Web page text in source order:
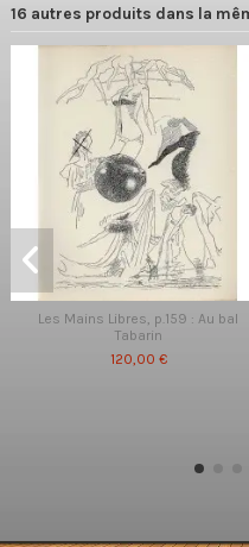
16 autres produits dans la
Les Mains Libres, p.159 : Au bal
Tabarin
120,00 €